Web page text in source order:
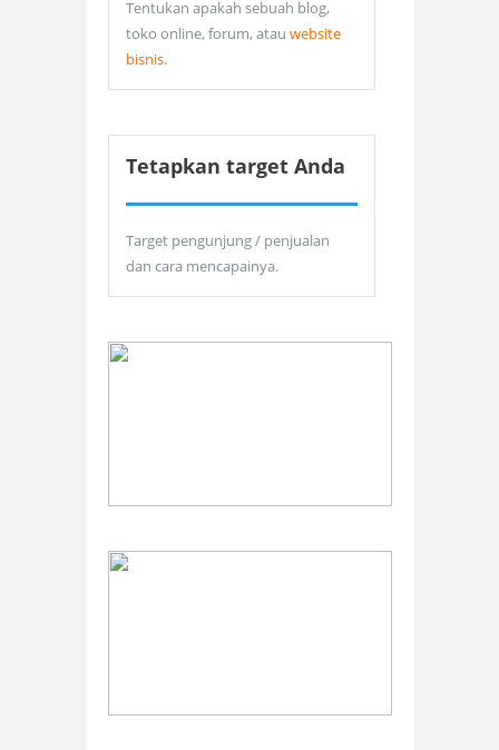
Tentukan apakah sebuah blog,
toko online, forum, atau website
bisnis.
Tetapkan target Anda
Target pengunjung / penjualan
dan cara mencapainya.